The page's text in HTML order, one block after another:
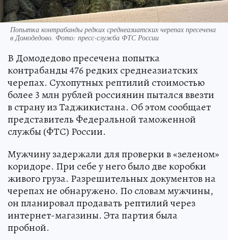
Попытка контрабанды редких среднеазиатских черепах пресечена
в Домодедово. Фото: пресс-служба ФТС России
В Домодедово пресечена попытка
контрабанды 476 редких среднеазиатских
черепах. Сухопутных рептилий стоимостью
более 3 млн рублей россиянин пытался ввезти
в страну из Таджикистана. Об этом сообщает
представитель Федеральной таможенной
службы (ФТС) России.
Мужчину задержали для проверки в «зеленом»
коридоре. При себе у него было две коробки
живого груза. Разрешительных документов на
черепах не обнаружено. По словам мужчины,
он планировал продавать рептилий через
интернет-магазины. Эта партия была
пробной.